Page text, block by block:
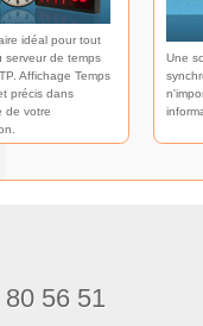
idéal pour tout
serveur de temps
Affichage Temps
précis dans
de votre
Une
56 51